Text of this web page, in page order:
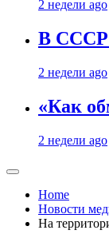
2 недели ago
В СССР
2 недели ago
«Как
2 недели ago
Home
Новости
На